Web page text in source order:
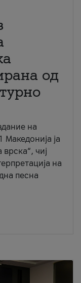
од
на
ја
чиј
на
песна